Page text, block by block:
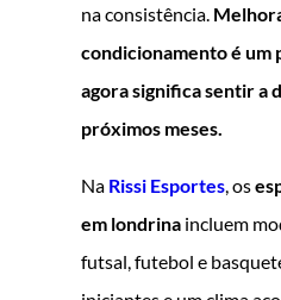
na consistência.
condicionamento é um
agora significa sentir a
próximos meses.
Na Rissi Esportes, os
em londrina incluem
futsal, futebol e